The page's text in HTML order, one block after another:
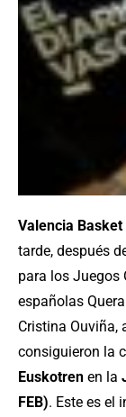
Valencia Basket
tarde, después
para los Juegos
españolas
Cristina Ouviña,
consiguieron la
Euskotren en la
FEB). Este es el